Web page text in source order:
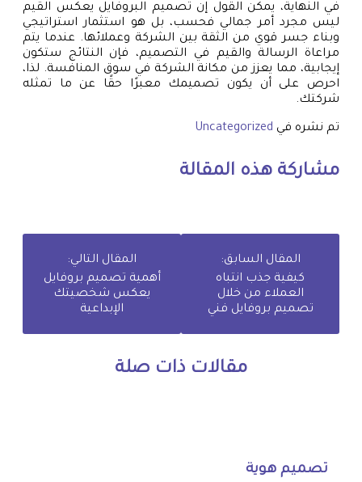
في النهاية، يمكن القول إن تصميم البروفايل يعكس القيم
ليس مجرد أمر جمالي فحسب، بل هو استثمار استراتيجي
وبناء جسر قوي من الثقة بين الشركة وعملائها. عندما يتم
مراعاة الرسالة والقيم في التصميم، فإن النتائج ستكون
إيجابية، مما يعزز من مكانة الشركة في سوق المنافسة. لذا،
احرص على أن يكون تصميمك معبرًا حقًا عن ما تمثله
شركتك.
تم نشره في Uncategorized
مشاركة هذه المقالة
المقال السابق:
كيفية جذب انتباه
العملاء من خلال
تصميم بروفايل فني
المقال التالي:
أهمية تصميم بروفايل
يعكس شخصيتك
الإبداعية
مقالات ذات صلة
تصميم هوية